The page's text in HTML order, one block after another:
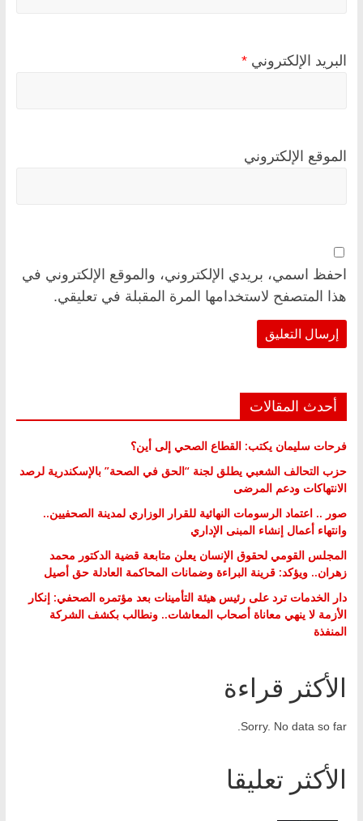
البريد الإلكتروني *
الموقع الإلكتروني
احفظ اسمي، بريدي الإلكتروني، والموقع الإلكتروني في
هذا المتصفح لاستخدامها المرة المقبلة في تعليقي.
أحدث المقالات
فرحات سليمان يكتب: القطاع الصحي إلى أين؟
حزب التحالف الشعبي يطلق لجنة “الحق في الصحة” بالإسكندرية لرصد
الانتهاكات ودعم المرضى
صور .. اعتماد الرسومات النهائية للقرار الوزاري لمدينة الصحفيين..
وانتهاء أعمال إنشاء المبنى الإداري
المجلس القومي لحقوق الإنسان يعلن متابعة قضية الدكتور محمد
زهران.. ويؤكد: قرينة البراءة وضمانات المحاكمة العادلة حق أصيل
دار الخدمات ترد على رئيس هيئة التأمينات بعد مؤتمره الصحفي: إنكار
الأزمة لا ينهي معاناة أصحاب المعاشات.. ونطالب بكشف الشركة
المنفذة
الأكثر قراءة
Sorry. No data so far.
الأكثر تعليقا